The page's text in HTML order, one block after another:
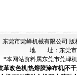
东莞市莞峄机械有限公司
地 址：东莞市
*本网站资料属东莞市莞峄
革改色机|热熔胶涂布机|不